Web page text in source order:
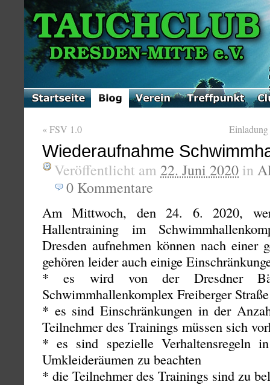
«FSV 1.0
Wiederaufnahme
Veröffentlicht am 22. Juni 2020 in
0 Kommentare
Am Mittwoch, den 24. 6. 2020,
Hallentraining im
Dresden aufnehmen können nach einer
gehören leider auch einige
* es wird von der Dresdner
Schwimmhallenkomplex Freiberger
* es sind Einschränkungen in der
Teilnehmer des Trainings müssen sich
* es sind spezielle Verhaltensregeln
Umkleideräumen zu beachten
* die Teilnehmer des Trainings sind zu